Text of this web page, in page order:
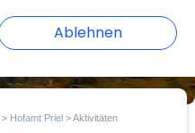
> Hofamt Priel > Aktivitäten
Ablehnen